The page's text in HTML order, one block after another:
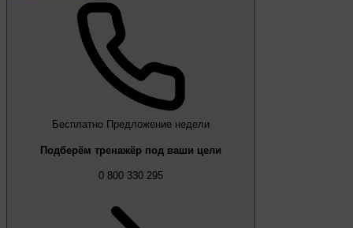
Бесплатно Предложение недели
Подберём тренажёр под ваши цели
0 800 330 295